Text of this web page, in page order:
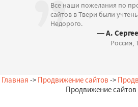
Все наши пожелания по
сайтов в Твери были
Недорого.
— А.
Россия,
Главная -> Продвижение сайтов ->
Продвижение сайтов